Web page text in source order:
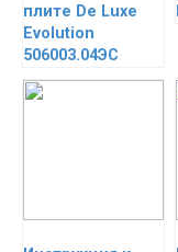
плите De Luxe
Evolution
506003.04ЭС